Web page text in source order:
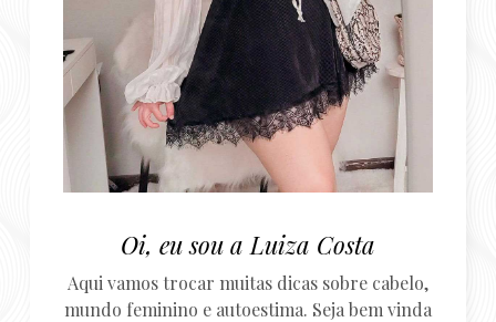
Oi, eu sou a Luiza Costa
Aqui vamos trocar muitas dicas sobre cabelo,
mundo feminino e autoestima. Seja bem vinda